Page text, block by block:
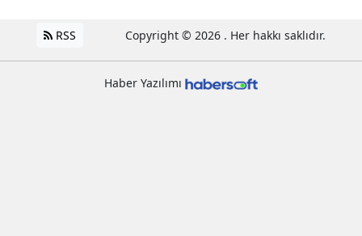
RSS Copyright © 2026 . Her hakkı saklıdır.
Haber Yazılımı